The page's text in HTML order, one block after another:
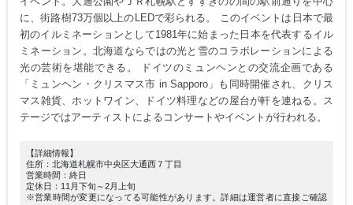
に、街路樹73万個以上のLEDで彩られる。 このイベントは日本で最
初のイルミネーションとして1981年に始まった日本を代表するイル
ミネーション。北海道ならではの光と雪のコラボレーションによる
光の芸術を堪能できる。 ドイツのミュンヘンとの交流企画である
「ミュンヘン・クリスマス市 in Sapporo」も同時開催され、クリス
マス雑貨、ホットワイン、ドイツ料理などの屋台が軒を連ねる。ス
テージではアーティストによるコンサートやイベントが行われる。
【詳細情報】
住所：北海道札幌市中央区大通西７丁目
営業時間：終日
定休日：11月下旬～2月上旬
※営業時間が変更になってる可能性があります。詳細は運営者に直接ご確認